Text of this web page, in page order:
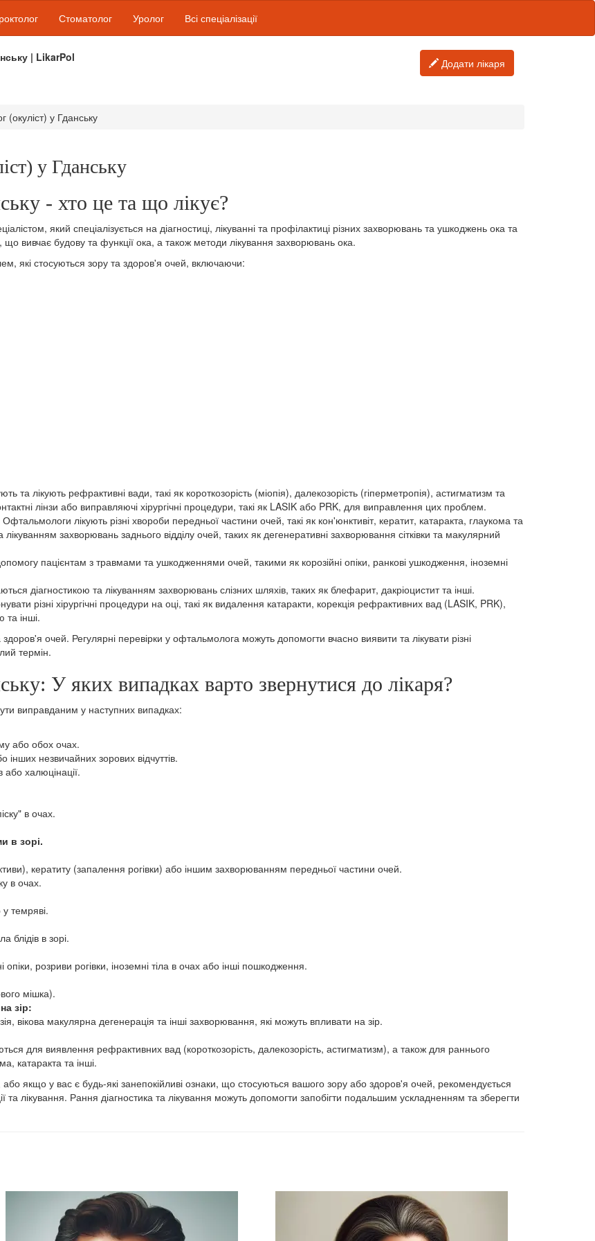
Стоматолог Уролог Всі спеціалізації
| LikarPol Додати лікаря
у Гданську
у Гданську
- хто це та що лікує?
який спеціалізується на діагностиці, лікуванні та профілактиці різних захворювань та ушкоджень ока та
вивчає будову та функції ока, а також методи лікування захворювань ока.
які стосуються зору та здоров'я очей, включаючи:
та лікують рефрактивні вади, такі як короткозорість (міопія), далекозорість (гіперметропія), астигматизм та
лінзи або виправляючі хірургічні процедури, такі як LASIK або PRK, для виправлення цих проблем.
Офтальмологи лікують різні хвороби передньої частини очей, такі як кон'юнктивіт, кератит, катаракта, глаукома та
захворювань заднього відділу очей, таких як дегенеративні захворювання сітківки та макулярний
пацієнтам з травмами та ушкодженнями очей, такими як корозійні опіки, ранкові ушкодження, іноземні
діагностикою та лікуванням захворювань слізних шляхів, таких як блефарит, дакріоцистит та інші.
різні хірургічні процедури на оці, такі як видалення катаракти, корекція рефрактивних вад (LASIK, PRK),
та інші.
очей. Регулярні перевірки у офтальмолога можуть допомогти вчасно виявити та лікувати різні
термін.
У яких випадках варто звернутися до лікаря?
виправданим у наступних випадках:
або обох очах.
незвичайних зорових відчуттів.
халюцінації.
в очах.
в зорі.
кератиту (запалення рогівки) або іншим захворюванням передньої частини очей.
в очах.
у темряві.
блідів в зорі.
розриви рогівки, іноземні тіла в очах або інші пошкодження.
мішка).
зір:
вікова макулярна дегенерація та інші захворювання, які можуть впливати на зір.
для виявлення рефрактивних вад (короткозорість, далекозорість, астигматизм), а також для раннього
катаракта та інші.
якщо у вас є будь-які занепокійливі ознаки, що стосуються вашого зору або здоров'я очей, рекомендується
лікування. Рання діагностика та лікування можуть допомогти запобігти подальшим ускладненням та зберегти